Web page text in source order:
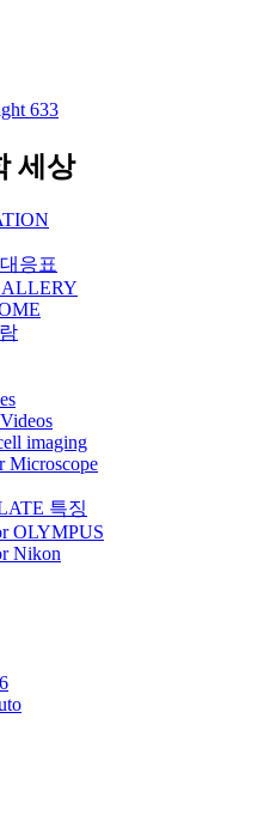
633
세상
응표
imaging
Microscope
특징
OLYMPUS
Nikon